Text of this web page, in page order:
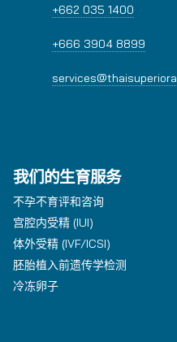
+662 035 1400
+666 3904 8899
我们的生育服务
不孕不育评和咨询
宫腔内受精 (IUI)
体外受精 (IVF/ICSI)
胚胎植入前遗传学检测
冷冻卵子